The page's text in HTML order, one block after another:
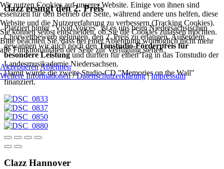
clazz ersingt den 2. Preis
Platziert hinter "Vivid Voices" ist es uns beim Niedersächsischen
Chorwettbewerb gelungen, den 2. Preis zu erlangen. Außerdem
gewannen wir auch noch denTonstudio-Förderpreis für
besondere Leistungund durften für einen Tag in das Tonstudio der
Landesmusikademie Niedersachsen.
Damit wurde die zweite Studio-CD "Memories on the Wall"
finanziert.
Clazz Hannover
Wir nutzen Cookies auf unserer Website. Einige von ihnen sind
essenziell für den Betrieb der Seite, während andere uns helfen, diese
Website und die Nutzererfahrung zu verbessern (Tracking Cookies).
Sie können selbst entscheiden, ob Sie die Cookies zulassen möchten.
Bitte beachten Sie, dass bei einer Ablehnung womöglich nicht mehr
alle Funktionalitäten der Seite zur Verfügung stehen.
AkzeptierenAblehnen
Weitere Informationen / Datenschutzerklärung|Impressum